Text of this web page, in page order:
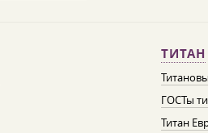
ТИТАН
ГОСТы
Титан